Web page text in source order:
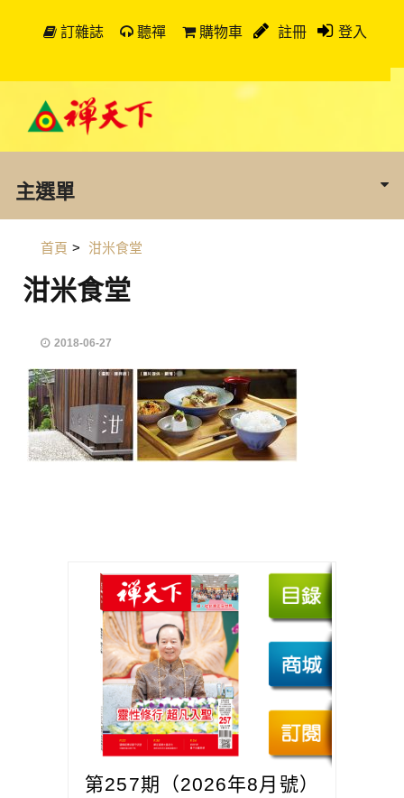
訂雜誌 聽禪 購物車 註冊 登入
主選單
首頁 > 泔米食堂
泔米食堂
2018-06-27
第257期（2026年8月號）